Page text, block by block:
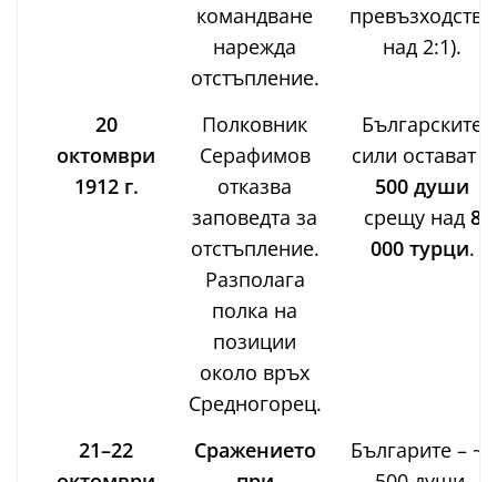
командване
нарежда
отстъпление.
превъзходство
над 2:1).
20
октомври
1912 г.
Полковник
Серафимов
отказва
заповедта за
отстъпление.
Разполага
полка на
позиции
около връх
Средногорец.
Българските
сили остават
500 души
срещу над 8
000 турци.
21–22
Сражението
Българите – ~3